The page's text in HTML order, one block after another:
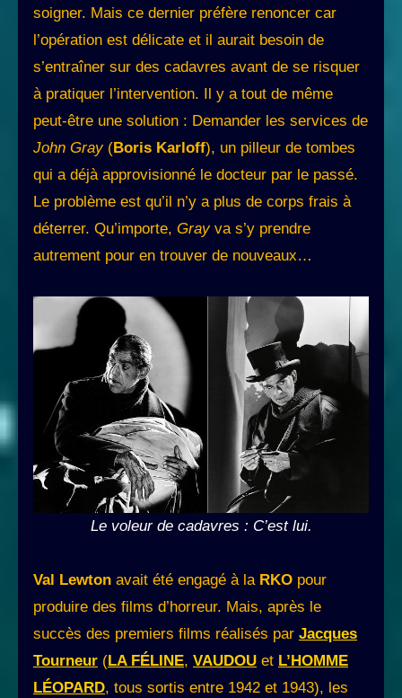
soigner. Mais ce dernier préfère renoncer car
l’opération est délicate et il aurait besoin de
s’entraîner sur des cadavres avant de se risquer
à pratiquer l’intervention. Il y a tout de même
peut-être une solution : Demander les services de
John Gray(Boris Karloff), un pilleur de tombes
qui a déjà approvisionné le docteur par le passé.
Le problème est qu’il n’y a plus de corps frais à
déterrer. Qu’importe, Grayva s’y prendre
autrement pour en trouver de nouveaux…
Le voleur de cadavres : C’est lui.
Val Lewton avait été engagé à la RKO pour
produire des films d’horreur. Mais, après le
succès des premiers films réalisés par Jacques
Tourneur (LA FÉLINE, VAUDOU et L’HOMME
LÉOPARD, tous sortis entre 1942 et 1943), les